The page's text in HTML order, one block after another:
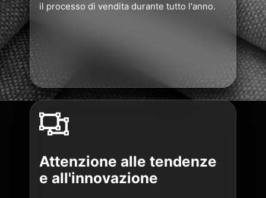
il processo di vendita durante tutto l'anno.
Attenzione alle tendenze
e all'innovazione